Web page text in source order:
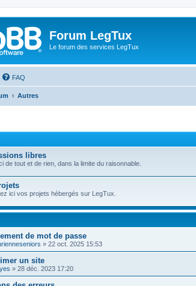
Forum LegTux
Le forum des services LegTux
FAQ
Autres
libres
de tout et de rien, dans la limite du raisonnable.
ici vos projets hébergés sur LegTux.
de mot de passe
» 22 oct. 2025 15:53
un site
» 28 déc. 2023 17:20